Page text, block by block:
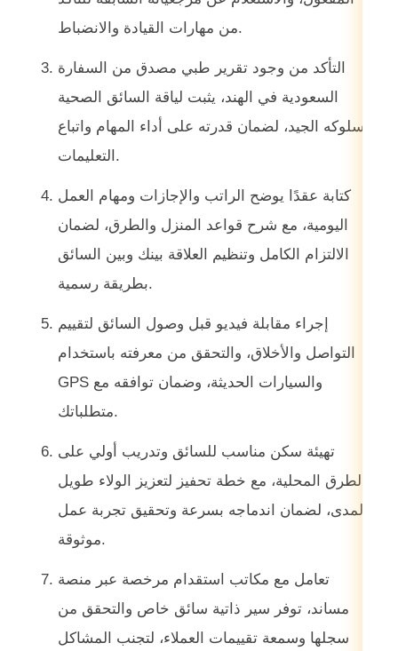
من مهارات القيادة والانضباط.
التأكد من وجود تقرير طبي مصدق من السفارة
السعودية في الهند، يثبت لياقة السائق الصحية
وسلوكه الجيد، لضمان قدرته على أداء المهام واتباع
التعليمات.
كتابة عقدًا يوضح الراتب والإجازات ومهام العمل
اليومية، مع شرح قواعد المنزل والطرق، لضمان
الالتزام الكامل وتنظيم العلاقة بينك وبين السائق
بطريقة رسمية.
إجراء مقابلة فيديو قبل وصول السائق لتقييم
التواصل والأخلاق، والتحقق من معرفته باستخدام
GPS والسيارات الحديثة، وضمان توافقه مع
متطلباتك.
تهيئة سكن مناسب للسائق وتدريب أولي على
الطرق المحلية، مع خطة تحفيز لتعزيز الولاء طويل
المدى، لضمان اندماجه بسرعة وتحقيق تجربة عمل
موثوقة.
تعامل مع مكاتب استقدام مرخصة عبر منصة
مساند، توفر سير ذاتية سائق خاص والتحقق من
سجلها وسمعة تقييمات العملاء، لتجنب المشاكل